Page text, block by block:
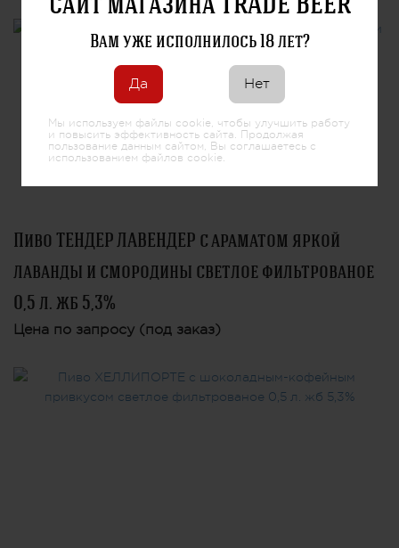
Вам уже исполнилось 18 лет?
Да Нет
Мы используем файлы cookie, чтобы улучшить работу
и повысить эффективность сайта. Продолжая
пользование данным сайтом, Вы соглашаетесь с
использованием файлов cookie.
Пиво ТЕНДЕР ЛАВЕНДЕР с араматом яркой
лаванды и смородины светлое фильтрованое
0,5 л. жб 5,3%
Цена по запросу (под заказ)